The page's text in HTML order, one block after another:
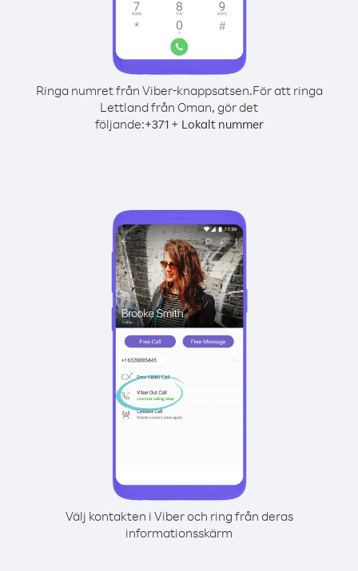
Ringa numret från Viber-knappsatsen.För att ringa
Lettland från Oman, gör det
följande:+371+ Lokalt nummer
Välj kontakten i Viber och ring från deras
informationsskärm